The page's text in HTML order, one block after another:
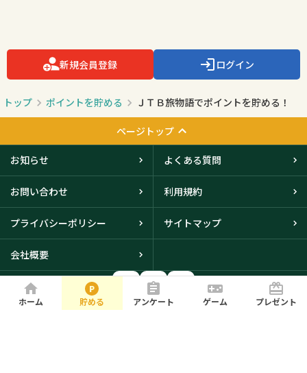
ホーム 貯める アンケート ゲーム プレゼント
新規会員登録 ログイン
トップ ポイントを貯める ＪＴＢ旅物語でポイントを貯める！
ページトップ
お知らせ よくある質問
お問い合わせ 利用規約
プライバシーポリシー サイトマップ
会社概要